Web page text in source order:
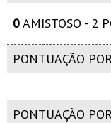
0AMISTOSO - 2
PONTUAÇÃO
PONTUAÇÃO